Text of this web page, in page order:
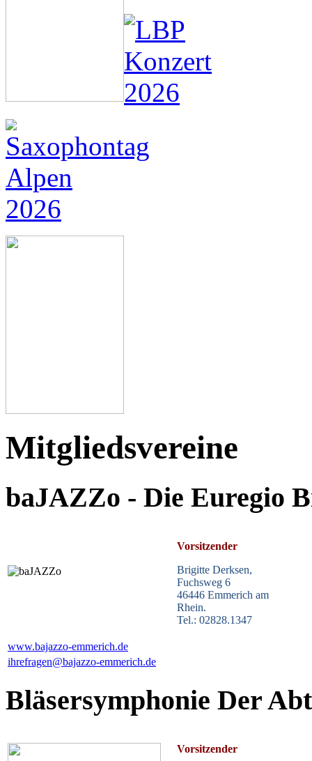
Mitgliedsvereine
baJAZZo - Die Euregio
Vorsitzender
Brigitte Derksen,
Fuchsweg 6
46446 Emmerich am
Rhein.
Tel.: 02828.1347
www.bajazzo-emmerich.de
ihrefragen@bajazzo-emmerich.de
Bläsersymphonie Der
Vorsitzender